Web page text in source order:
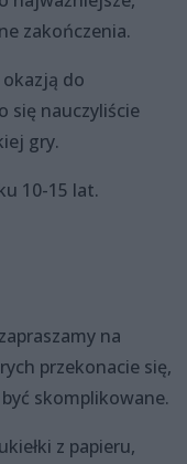
zakończenia.
do
się nauczyliście
gry.
10-15 lat.
na
przekonacie się,
skomplikowane.
z papieru,